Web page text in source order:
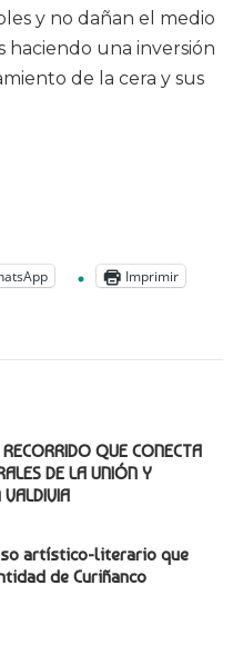
y no dañan el medio
haciendo una inversión
de la cera y sus
Imprimir
QUE CONECTA
DE LA UNIÓN Y
artístico-literario que
de Curiñanco